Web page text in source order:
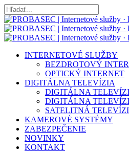
Skip
to
main
content
Close
Search
search
Menu
INTERNETOVÉ SLUŽBY
BEZDROTOVÝ
OPTICKÝ INTERNET
DIGITÁLNA TELEVÍZIA
DIGITÁLNA
DIGITÁLNA
SATELITNÁ
KAMEROVÉ SYSTÉMY
ZABEZPEČENIE
NOVINKY
KONTAKT